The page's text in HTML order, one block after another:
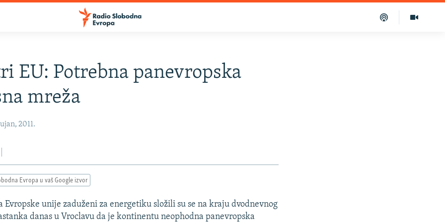
EU: Potrebna panevropska
mreža
2011.
Evropa u vaš Google izvor
unije zaduženi za energetiku složili su se na kraju dvodnevnog
danas u Vroclavu da je kontinentu neophodna panevropska